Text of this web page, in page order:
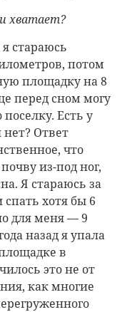
хватает?
стараюсь
потом
площадку на 8
перед сном могу
Есть у
Ответ
что
из-под ног,
Я стараюсь за
хотя бы 6
для меня — 9
назад я упала
в
это не от
как многие